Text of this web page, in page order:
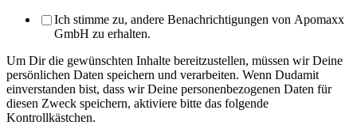
Ich stimme zu, andere Benachrichtigungen von Apomaxx
GmbH zu erhalten.
Um Dir die gewünschten Inhalte bereitzustellen, müssen wir Deine
persönlichen Daten speichern und verarbeiten. Wenn Dudamit
einverstanden bist, dass wir Deine personenbezogenen Daten für
diesen Zweck speichern, aktiviere bitte das folgende
Kontrollkästchen.